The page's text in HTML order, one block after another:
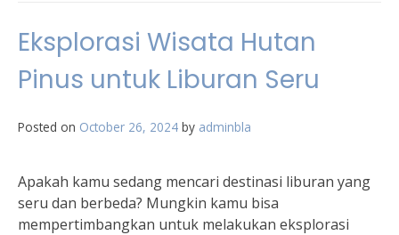
Eksplorasi Wisata Hutan
Pinus untuk Liburan Seru
Posted on October 26, 2024 by adminbla
Apakah kamu sedang mencari destinasi liburan yang
seru dan berbeda? Mungkin kamu bisa
mempertimbangkan untuk melakukan eksplorasi